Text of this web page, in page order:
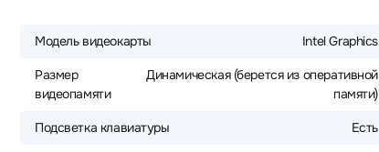
Модель видеокарты Intel Graphics
Размер
видеопамяти
Динамическая (берется из оперативной
памяти)
Подсветка клавиатуры Есть